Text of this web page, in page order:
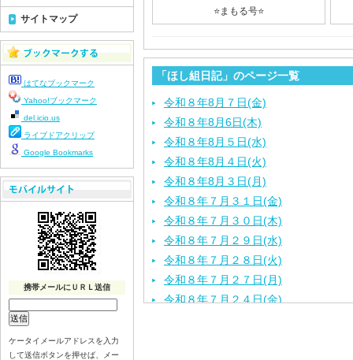
⭐️まもる号⭐️
「ほし組日記」のページ一覧
令和８年8月７日(金)
令和８年8月6日(木)
令和８年8月５日(水)
令和８年8月４日(火)
令和８年8月３日(月)
令和８年７月３１日(金)
令和８年７月３０日(木)
令和８年７月２９日(水)
令和８年７月２８日(火)
令和８年７月２７日(月)
令和８年７月２４日(金)
サイトマップ
はてなブックマーク
Yahoo!ブックマーク
del.icio.us
ライブドアクリップ
Google Bookmarks
携帯メールにＵＲＬ送信
ケータイメールアドレスを入力
して送信ボタンを押せば、メー